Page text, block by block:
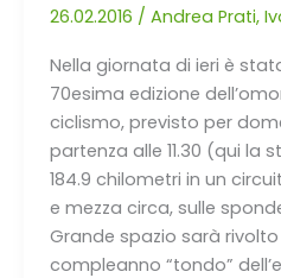
26.02.2016 / Andrea Prati,
Nella giornata di ieri è
70esima edizione
ciclismo, previsto per
partenza alle 11.30 (qui la
184.9 chilometri in un
e mezza circa, sulle
Grande spazio sarà
compleanno “tondo”
percorso
e
un
tributo
a
Basso